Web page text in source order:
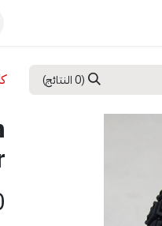
(0 النتائج)